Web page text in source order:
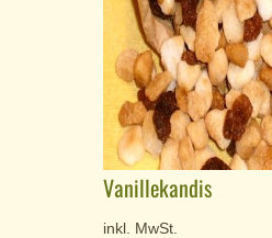
Vanillekandis
inkl. MwSt.